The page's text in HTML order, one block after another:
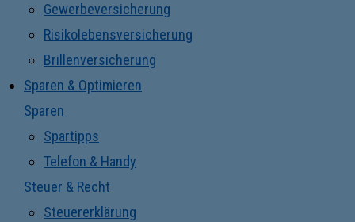
Gewerbeversicherung
Risikolebensversicherung
Brillenversicherung
Sparen & Optimieren
Sparen
Spartipps
Telefon & Handy
Steuer & Recht
Steuererklärung